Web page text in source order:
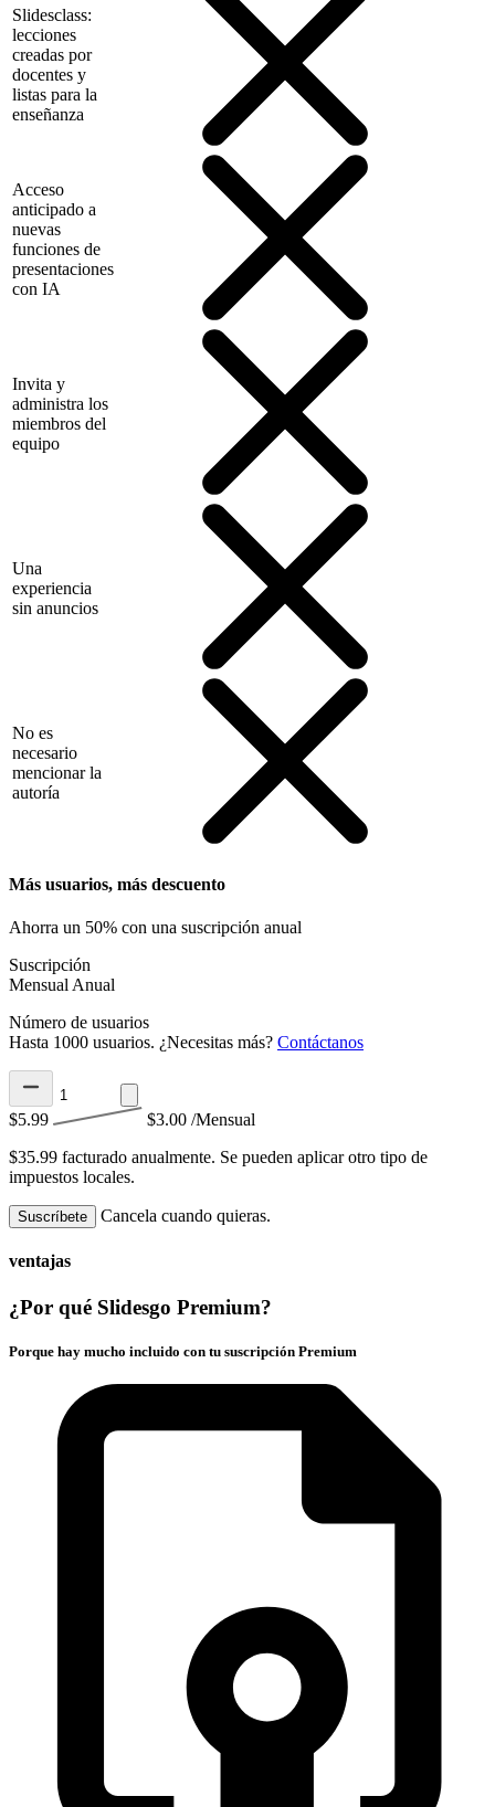
Slidesclass:
lecciones
creadas por
docentes y
listas para la
enseñanza
Acceso
anticipado a
nuevas
funciones de
presentaciones
con IA
Invita y
administra los
miembros del
equipo
Una
experiencia
sin anuncios
No es
necesario
mencionar la
autoría
Más usuarios, más descuento
Ahorra un 50% con una suscripción anual
Suscripción
Mensual Anual
Número de usuarios
Hasta 1000 usuarios. ¿Necesitas más? Contáctanos
$5.99 $3.00 /Mensual
$35.99 facturado anualmente. Se pueden aplicar otro tipo de
impuestos locales.
Suscríbete Cancela cuando quieras.
ventajas
¿Por qué Slidesgo Premium?
Porque hay mucho incluido con tu suscripción Premium